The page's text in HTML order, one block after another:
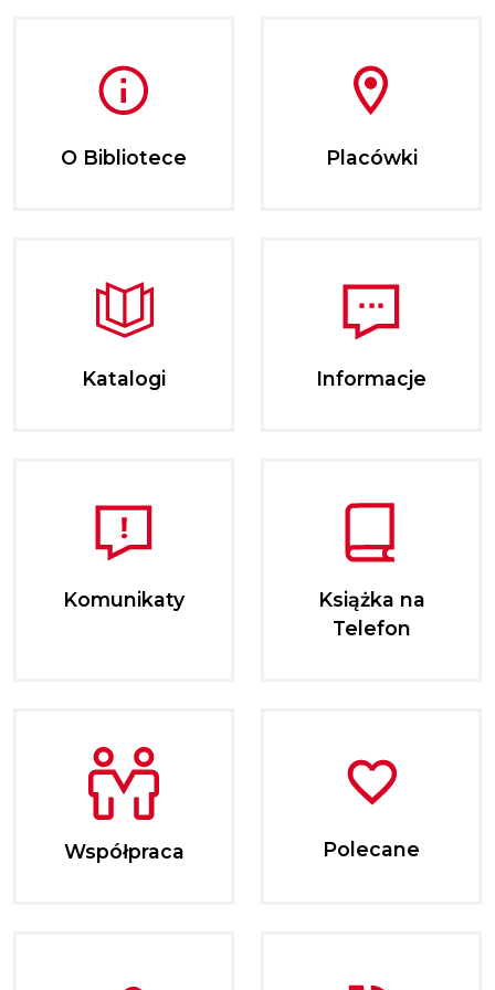
O Bibliotece Placówki
Katalogi Informacje
Komunikaty
Książka na
Telefon
Współpraca Polecane